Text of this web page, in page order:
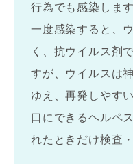
行為でも感染します
一度感染すると、
く、抗ウイルス剤
すが、ウイルスは
ゆえ、再発しやす
口にできるヘルペ
れたときだけ検査